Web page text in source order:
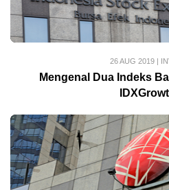
26 AUG 2019|
Mengenal Dua Indeks